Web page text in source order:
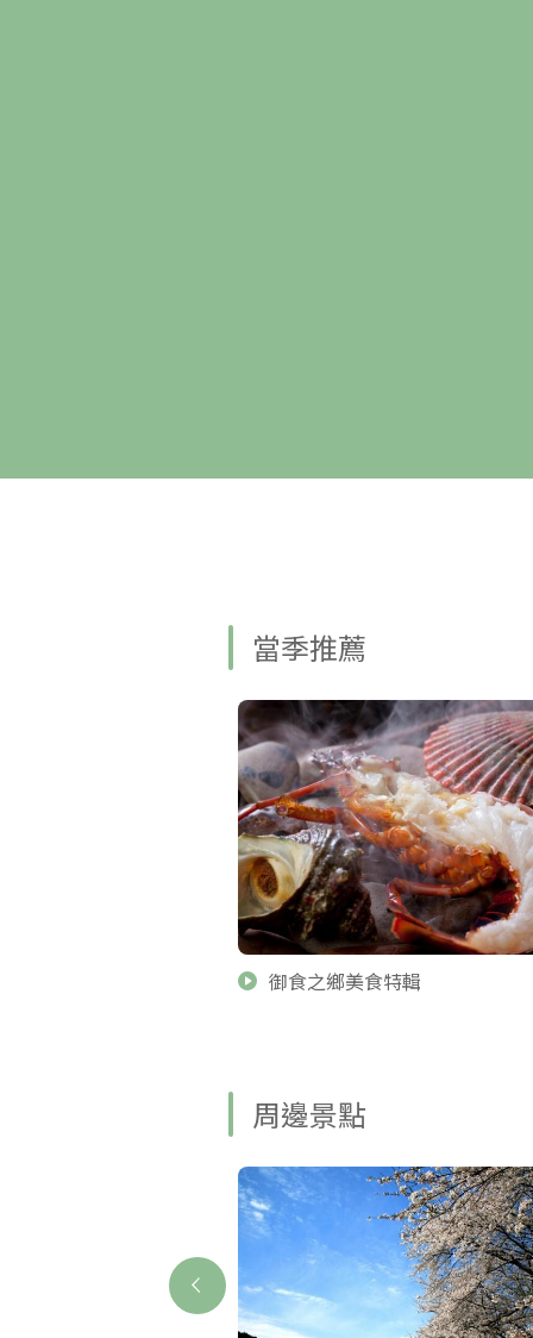
當季推薦
御食之鄉美食特輯
周邊景點